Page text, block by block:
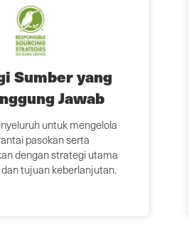
Sumber yang
Jawab
untuk mengelola
pasokan serta
dengan strategi utama
tujuan keberlanjutan.